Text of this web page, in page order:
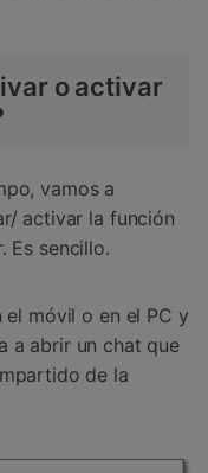
o activar
vamos a
activar la función
Es sencillo.
el móvil o en el PC y
a abrir un chat que
de la